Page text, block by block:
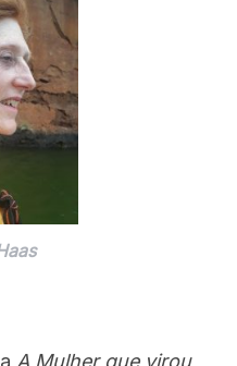
A Mulher que virou